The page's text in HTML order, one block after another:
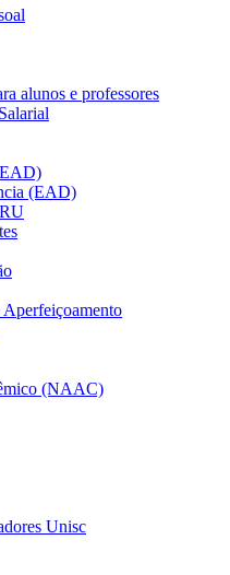
alunos e professores
(EAD)
(NAAC)
Unisc